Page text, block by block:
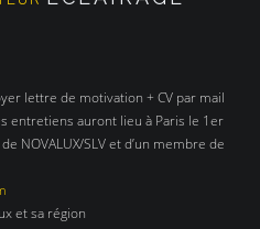
lettre de motivation + CV par mail
entretiens auront lieu à Paris le 1er
NOVALUX/SLV et d’un membre de
et sa région